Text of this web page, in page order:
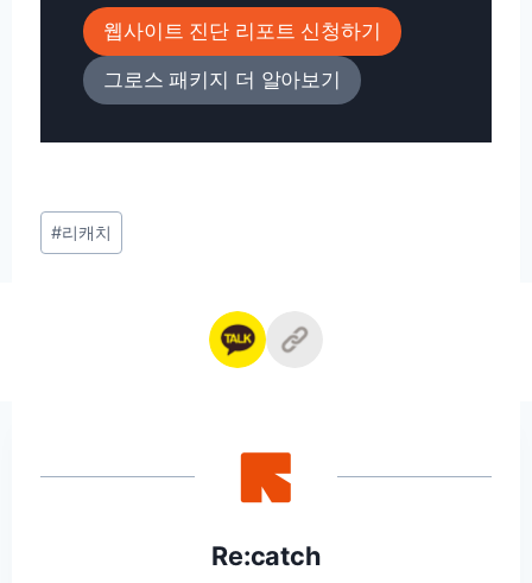
웹사이트 진단 리포트 신청하기
그로스 패키지 더 알아보기
Post
Tags:
#리캐치
Re:catch